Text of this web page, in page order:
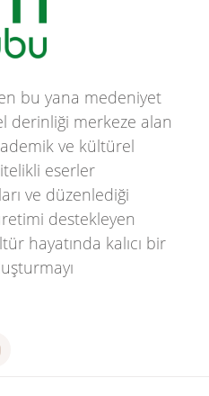
bu yana medeniyet
derinliği merkeze alan
ve kültürel
eserler
ve düzenlediği
destekleyen
hayatında kalıcı bir